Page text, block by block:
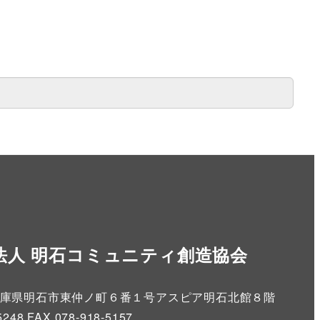
人 明石コミュニティ創造協会
県明石市東仲ノ町６番１号アスピア明石北館８階
FAX.078-918-5157